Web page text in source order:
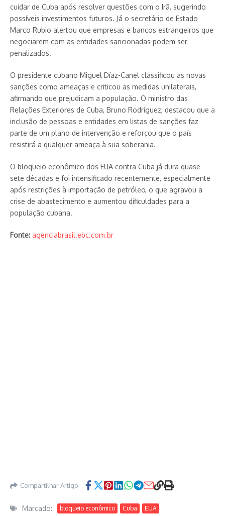
cuidar de Cuba após resolver questões com o Irã, sugerindo
possíveis investimentos futuros. Já o secretário de Estado
Marco Rubio alertou que empresas e bancos estrangeiros que
negociarem com as entidades sancionadas podem ser
penalizados.
O presidente cubano Miguel Díaz-Canel classificou as novas
sanções como ameaças e criticou as medidas unilaterais,
afirmando que prejudicam a população. O ministro das
Relações Exteriores de Cuba, Bruno Rodríguez, destacou que a
inclusão de pessoas e entidades em listas de sanções faz
parte de um plano de intervenção e reforçou que o país
resistirá a qualquer ameaça à sua soberania.
O bloqueio econômico dos EUA contra Cuba já dura quase
sete décadas e foi intensificado recentemente, especialmente
após restrições à importação de petróleo, o que agravou a
crise de abastecimento e aumentou dificuldades para a
população cubana.
Fonte: agenciabrasil.ebc.com.br
Compartilhar Artigo
Marcado: bloqueio econômico Cuba
EUA